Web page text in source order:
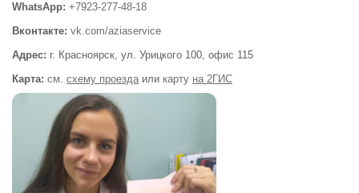
WhatsApp: +7923-277-48-18
Вконтакте: vk.com/aziaservice
Адрес: г. Красноярск, ул. Урицкого 100, офис 115
Карта: см. схему проездаили карту на 2ГИС